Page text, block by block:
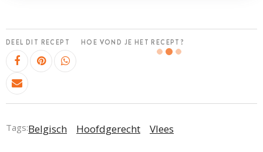
DEEL DIT RECEPT HOE VOND JE HET RECEPT?
Tags:Belgisch Hoofdgerecht Vlees